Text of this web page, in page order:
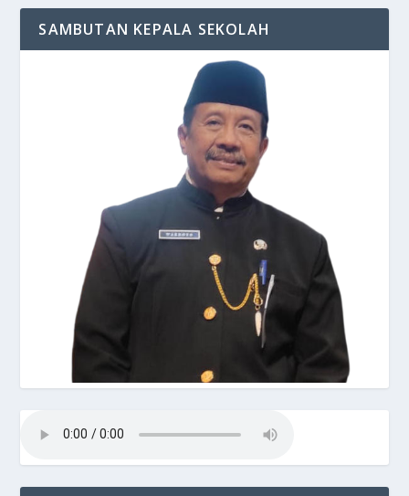
SAMBUTAN KEPALA SEKOLAH